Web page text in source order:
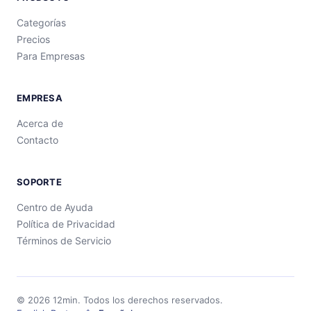
Categorías
Precios
Para Empresas
EMPRESA
Acerca de
Contacto
SOPORTE
Centro de Ayuda
Política de Privacidad
Términos de Servicio
© 2026 12min. Todos los derechos reservados.